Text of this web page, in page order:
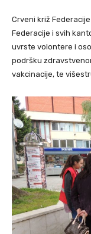
Crveni križ
Federacije i svih
uvrste volontere i
podršku
vakcinacije, te